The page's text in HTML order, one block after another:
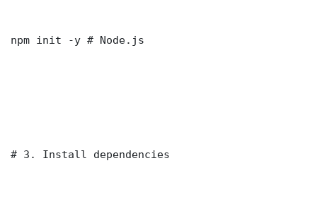
npm init -y # Node.js
# 3. Install dependencies